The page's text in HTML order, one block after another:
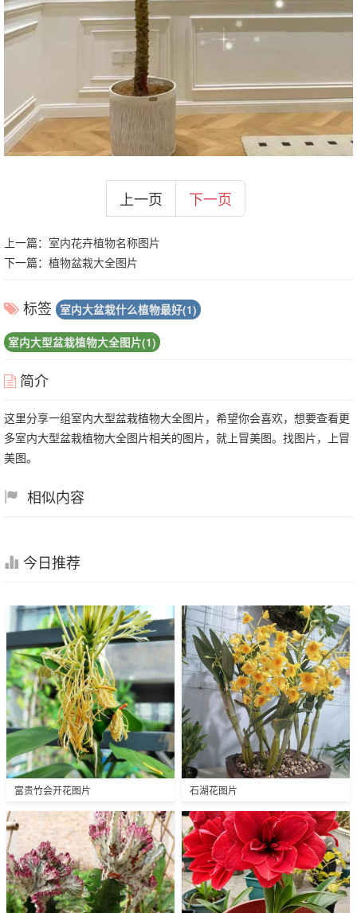
上一页 下一页
上一篇： 室内花卉植物名称图片
下一篇： 植物盆栽大全图片
标签 室内大盆栽什么植物最好(1)
室内大型盆栽植物大全图片(1)
简介
这里分享一组室内大型盆栽植物大全图片，希望你会喜欢，想要查看更
多室内大型盆栽植物大全图片相关的图片，就上冒美图。找图片，上冒
美图。
相似内容
今日推荐
富贵竹会开花图片 石湖花图片